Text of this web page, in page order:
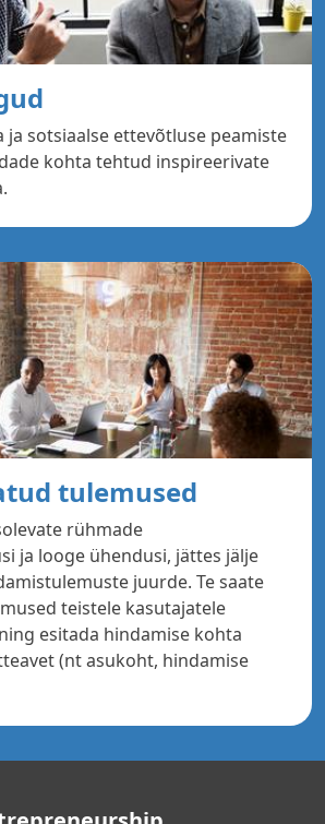
ja sotsiaalse ettevõtluse peamiste
kohta tehtud inspireerivate
tulemused
rühmade
ja looge ühendusi, jättes jälje
juurde. Te saate
teistele kasutajatele
esitada hindamise kohta
(nt asukoht, hindamise